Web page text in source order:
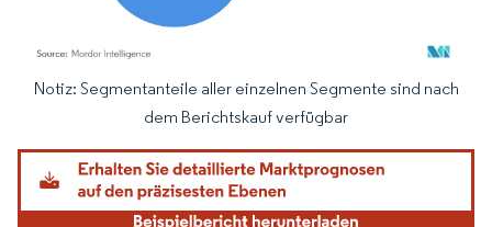
Bild © Mordor Intelligence. Wiederverwendung erfordert Namensnennung
Notiz: Segmentanteile aller einzelnen Segmente sind nach
dem Berichtskauf verfügbar